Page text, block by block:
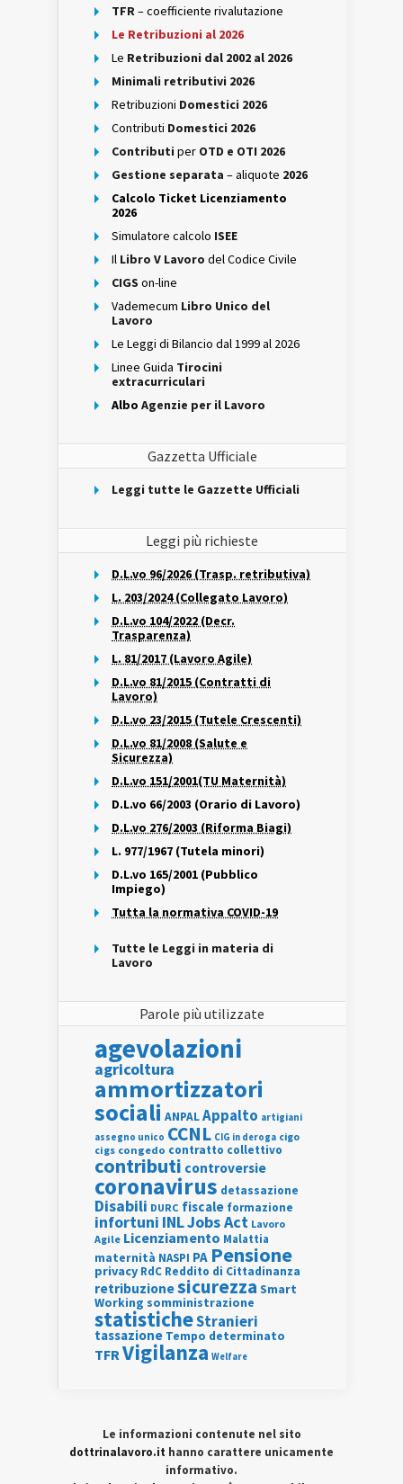
TFR– coefficiente rivalutazione
Le Retribuzioni al 2026
Le Retribuzioni dal 2002 al 2026
Minimali retributivi 2026
Retribuzioni Domestici 2026
Contributi Domestici 2026
Contributi per OTD e OTI 2026
Gestione separata – aliquote 2026
Calcolo Ticket Licenziamento
2026
Simulatore calcolo ISEE
Il Libro V Lavoro del Codice Civile
CIGS on-line
Vademecum Libro Unico del
Lavoro
Le Leggi di Bilancio dal 1999 al 2026
Linee Guida Tirocini
extracurriculari
Albo Agenzie per il Lavoro
Gazzetta Ufficiale
Leggi tutte le Gazzette Ufficiali
Leggi più richieste
D.L.vo 96/2026 (Trasp. retributiva)
L. 203/2024 (Collegato Lavoro)
D.L.vo 104/2022 (Decr.
Trasparenza)
L. 81/2017 (Lavoro Agile)
D.L.vo 81/2015 (Contratti di
Lavoro)
D.L.vo 23/2015 (Tutele Crescenti)
D.L.vo 81/2008 (Salute e
Sicurezza)
D.L.vo 151/2001(TU Maternità)
D.L.vo 66/2003 (Orario di Lavoro)
D.L.vo 276/2003 (Riforma Biagi)
L. 977/1967 (Tutela minori)
D.L.vo 165/2001 (Pubblico
Impiego)
Tutta la normativa COVID-19
Tutte le Leggi in materia di
Lavoro
Parole più utilizzate
agevolazioni
agricoltura
ammortizzatori
sociali ANPALAppalto artigiani
assegno unico CCNL CIG in deroga cigo
cigs congedo contratto collettivo
contributi controversie
coronavirus detassazione
Disabili DURC fiscale formazione
infortuni INLJobs Act Lavoro
Agile Licenziamento Malattia
maternità NASPI PA Pensione
privacy RdC Reddito di Cittadinanza
retribuzionesicurezza Smart
Working somministrazione
statisticheStranieri
tassazione Tempo determinato
TFRVigilanza Welfare
Le informazioni contenute nel sito
dottrinalavoro.it hanno carattere unicamente
informativo.